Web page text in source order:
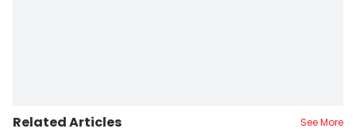
Related Articles See More